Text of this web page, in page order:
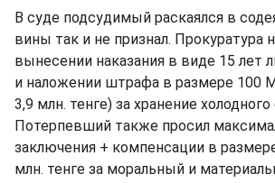
В суде подсудимый раскаялся в
вины так и не признал. Прокуратура
вынесении наказания в виде 15 лет
и наложении штрафа в размере 100
3,9 млн. тенге) за хранение
Потерпевший также просил
заключения + компенсации в
млн. тенге за моральный и